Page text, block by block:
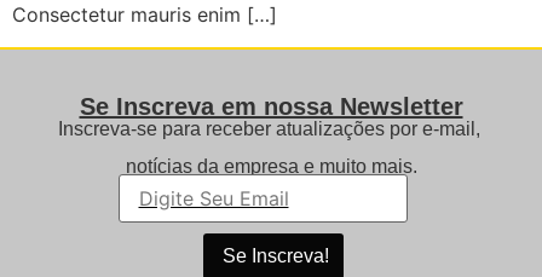
Consectetur mauris enim […]
Se Inscreva em nossa Newsletter
Inscreva-se para receber atualizações por e-mail,
notícias da empresa e muito mais.